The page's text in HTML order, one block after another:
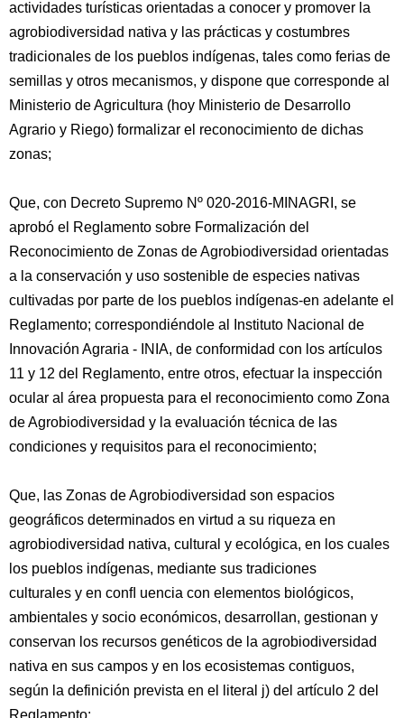
actividades turísticas orientadas a conocer y promover la
agrobiodiversidad nativa y las prácticas y costumbres
tradicionales de los pueblos indígenas, tales como ferias de
semillas y otros mecanismos, y dispone que corresponde al
Ministerio de Agricultura (hoy Ministerio de Desarrollo
Agrario y Riego) formalizar el reconocimiento de dichas
zonas;
Que, con Decreto Supremo Nº 020-2016-MINAGRI, se
aprobó el Reglamento sobre Formalización del
Reconocimiento de Zonas de Agrobiodiversidad orientadas
a la conservación y uso sostenible de especies nativas
cultivadas por parte de los pueblos indígenas-en adelante el
Reglamento; correspondiéndole al Instituto Nacional de
Innovación Agraria - INIA, de conformidad con los artículos
11 y 12 del Reglamento, entre otros, efectuar la inspección
ocular al área propuesta para el reconocimiento como Zona
de Agrobiodiversidad y la evaluación técnica de las
condiciones y requisitos para el reconocimiento;
Que, las Zonas de Agrobiodiversidad son espacios
geográficos determinados en virtud a su riqueza en
agrobiodiversidad nativa, cultural y ecológica, en los cuales
los pueblos indígenas, mediante sus tradiciones
culturales y en conﬂ uencia con elementos biológicos,
ambientales y socio económicos, desarrollan, gestionan y
conservan los recursos genéticos de la agrobiodiversidad
nativa en sus campos y en los ecosistemas contiguos,
según la definición prevista en el literal j) del artículo 2 del
Reglamento;